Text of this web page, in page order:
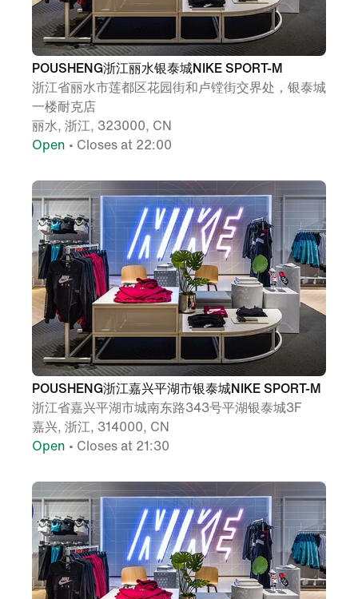
POUSHENG浙江丽水银泰城NIKE SPORT-M
浙江省丽水市莲都区花园街和卢镗街交界处，银泰城
一楼耐克店
丽水, 浙江, 323000, CN
Open • Closes at 22:00
POUSHENG浙江嘉兴平湖市银泰城NIKE SPORT-M
浙江省嘉兴平湖市城南东路343号平湖银泰城3F
嘉兴, 浙江, 314000, CN
Open • Closes at 21:30